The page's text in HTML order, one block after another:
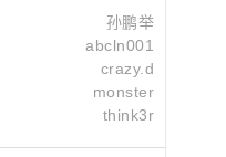
孙鹏举
abcln001
crazy.d
monster
think3r